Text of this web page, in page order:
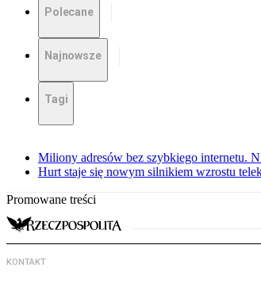
Polecane
Najnowsze
Tagi
Miliony adresów bez szybkiego internetu.
Hurt staje się nowym silnikiem wzrostu
Promowane treści
KONTAKT